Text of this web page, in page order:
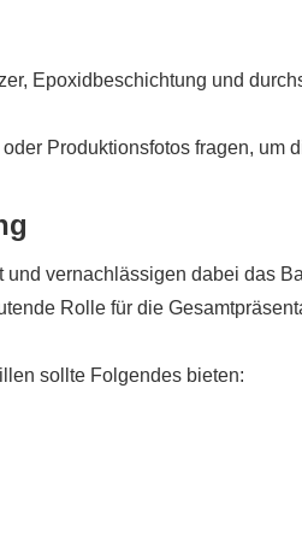
Epoxidbeschichtung und
Produktionsfotos fragen, um
vernachlässigen dabei das
Rolle für die
sollte Folgendes bieten: